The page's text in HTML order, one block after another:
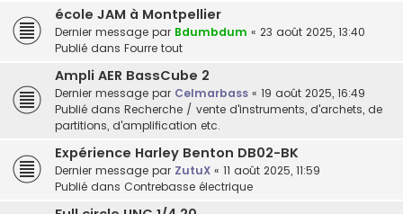
école JAM à Montpellier
Dernier message par Bdumbdum « 23 août 2025, 13:40
Publié dans Fourre tout
Ampli AER BassCube 2
Dernier message par Celmarbass « 19 août 2025, 16:49
Publié dans Recherche / vente d'instruments, d'archets, de
partitions, d'amplification etc.
Expérience Harley Benton DB02-BK
Dernier message par ZutuX « 11 août 2025, 11:59
Publié dans Contrebasse électrique